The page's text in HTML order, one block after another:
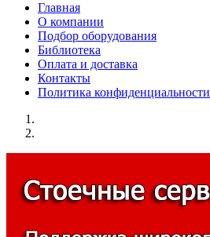
Главная
О компании
Подбор оборудования
Библиотека
Оплата и доставка
Контакты
Политика конфиденциальности